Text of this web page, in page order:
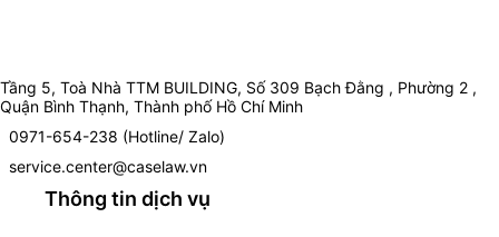
Tầng 5, Toà Nhà TTM BUILDING, Số 309 Bạch Đằng , Phường 2 ,
Quận Bình Thạnh, Thành phố Hồ Chí Minh
0971-654-238 (Hotline/ Zalo)
service.center@caselaw.vn
Thông tin dịch vụ